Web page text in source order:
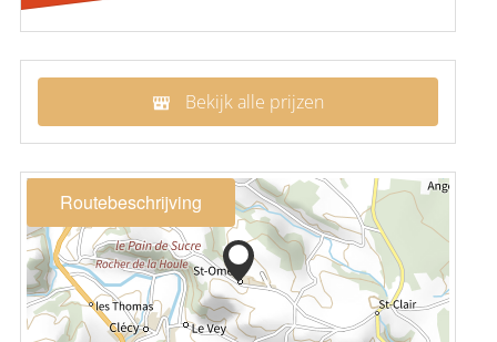
Bekijk alle prijzen
Routebeschrijving